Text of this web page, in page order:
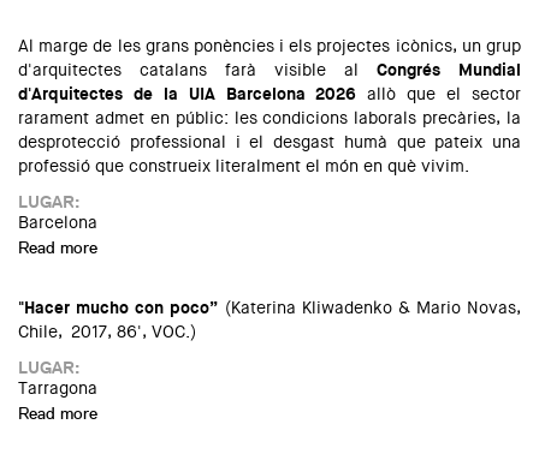
Al marge de les grans ponències i els projectes icònics, un grup
d'arquitectes catalans farà visible al Congrés Mundial
d'Arquitectes de la UIA Barcelona 2026 allò que el sector
rarament admet en públic: les condicions laborals precàries, la
desprotecció professional i el desgast humà que pateix una
professió que construeix literalment el món en què vivim.
LUGAR:
Barcelona
Read more
al Congrés Mundial d'Arquitectes
"Hacer mucho con poco” (Katerina Kliwadenko & Mario Novas,
Chile, 2017, 86', VOC.)
LUGAR:
Tarragona
Read more